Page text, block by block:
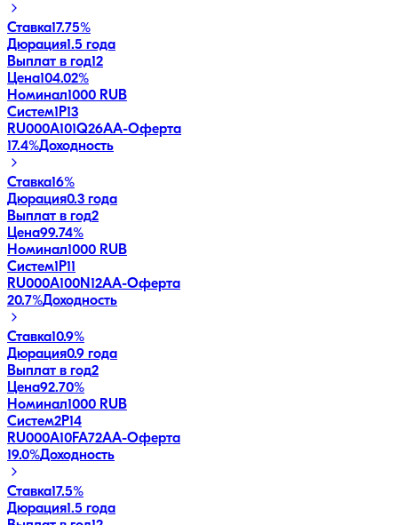
Ставка17.75%
Дюрация1.5 года
Выплат в год12
Цена104.02%
Номинал1000 RUB
Систем1P13
RU000A101Q26AA-Оферта
17.4%Доходность
Ставка16%
Дюрация0.3 года
Выплат в год2
Цена99.74%
Номинал1000 RUB
Систем1P11
RU000A100N12AA-Оферта
20.7%Доходность
Ставка10.9%
Дюрация0.9 года
Выплат в год2
Цена92.70%
Номинал1000 RUB
Систем2P14
RU000A10FA72AA-Оферта
19.0%Доходность
Ставка17.5%
Дюрация1.5 года